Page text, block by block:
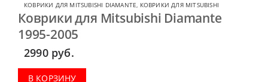
КОВРИКИ ДЛЯ MITSUBISHI DIAMANTE, КОВРИКИ ДЛЯ MITSUBISHI
Коврики для Mitsubishi Diamante
1995-2005
2990 руб.
В КОРЗИНУ